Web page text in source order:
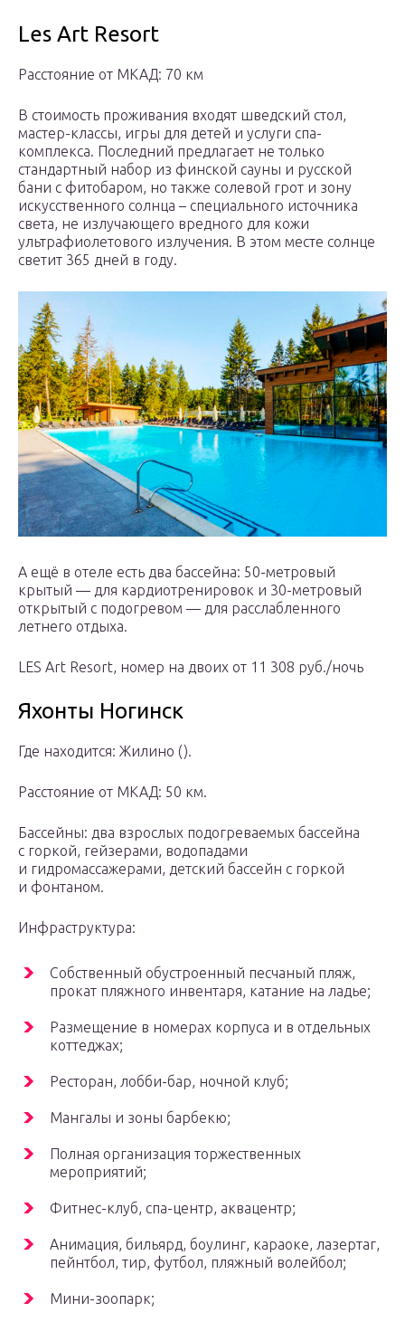
Les Art Resort
Расстояние от МКАД: 70 км
В стоимость проживания входят шведский стол,
мастер-классы, игры для детей и услуги спа-
комплекса. Последний предлагает не только
стандартный набор из финской сауны и русской
бани с фитобаром, но также солевой грот и зону
искусственного солнца – специального источника
света, не излучающего вредного для кожи
ультрафиолетового излучения. В этом месте солнце
светит 365 дней в году.
А ещё в отеле есть два бассейна: 50-метровый
крытый — для кардиотренировок и 30-метровый
открытый с подогревом — для расслабленного
летнего отдыха.
LES Art Resort, номер на двоих от 11 308 руб./ночь
Яхонты Ногинск
Где находится: Жилино ().
Расстояние от МКАД: 50 км.
Бассейны: два взрослых подогреваемых бассейна
с горкой, гейзерами, водопадами
и гидромассажерами, детский бассейн с горкой
и фонтаном.
Инфраструктура:
Собственный обустроенный песчаный пляж,
прокат пляжного инвентаря, катание на ладье;
Размещение в номерах корпуса и в отдельных
коттеджах;
Ресторан, лобби-бар, ночной клуб;
Мангалы и зоны барбекю;
Полная организация торжественных
мероприятий;
Фитнес-клуб, спа-центр, аквацентр;
Анимация, бильярд, боулинг, караоке, лазертаг,
пейнтбол, тир, футбол, пляжный волейбол;
Мини-зоопарк;